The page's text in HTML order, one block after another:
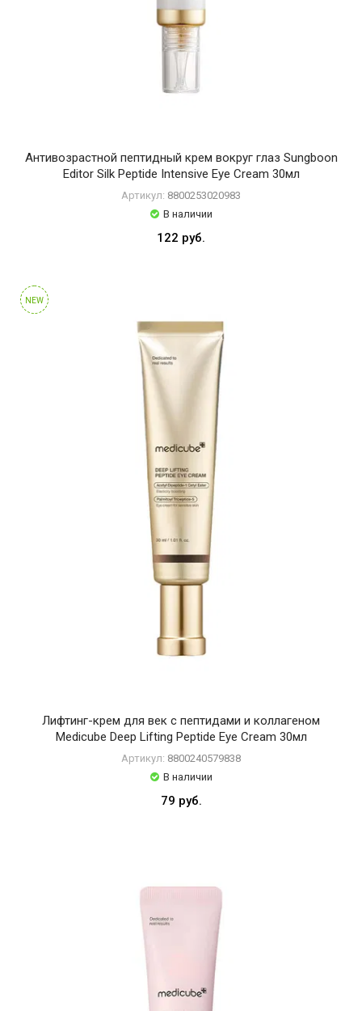
Антивозрастной пептидный крем вокруг глаз Sungboon
Editor Silk Peptide Intensive Eye Cream 30мл
Артикул: 8800253020983
В наличии
122 руб.
NEW
Лифтинг-крем для век с пептидами и коллагеном
Medicube Deep Lifting Peptide Eye Cream 30мл
Артикул: 8800240579838
В наличии
79 руб.